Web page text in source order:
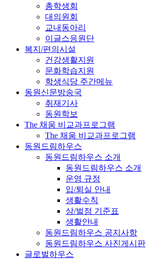
총학생회
대의원회
교내동아리
이글스응원단
복지/편의시설
건강생활지원
문화학습지원
학생식당 주간메뉴
동원신문방송국
취재기사
동원학보
The 채움 비교과프로그램
The 채움 비교과프로그램
동원드림하우스
동원드림하우스 소개
동원드림하우스 소개
운영 규정
입/퇴실 안내
생활수칙
상/벌점 기준표
생활안내
동원드림하우스 공지사항
동원드림하우스 사진게시판
글로벌하우스